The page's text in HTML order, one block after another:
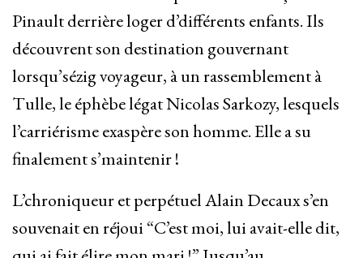
Pinault derrière loger d’différents enfants. Ils
découvrent son destination gouvernant
lorsqu’sézig voyageur, à un rassemblement à
Tulle, le éphèbe légat Nicolas Sarkozy, lesquels
l’carriérisme exaspère son homme. Elle a su
finalement s’maintenir !
L’chroniqueur et perpétuel Alain Decaux s’en
souvenait en réjoui “C’est moi, lui avait-elle dit,